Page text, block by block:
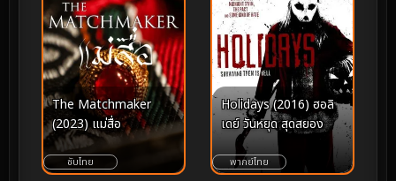
The Matchmaker
(2023) แม่สื่อ
ซับไทย
Holidays (2016) ฮอลิ
เดย์ วันหยุด สุดสยอง
พากย์ไทย